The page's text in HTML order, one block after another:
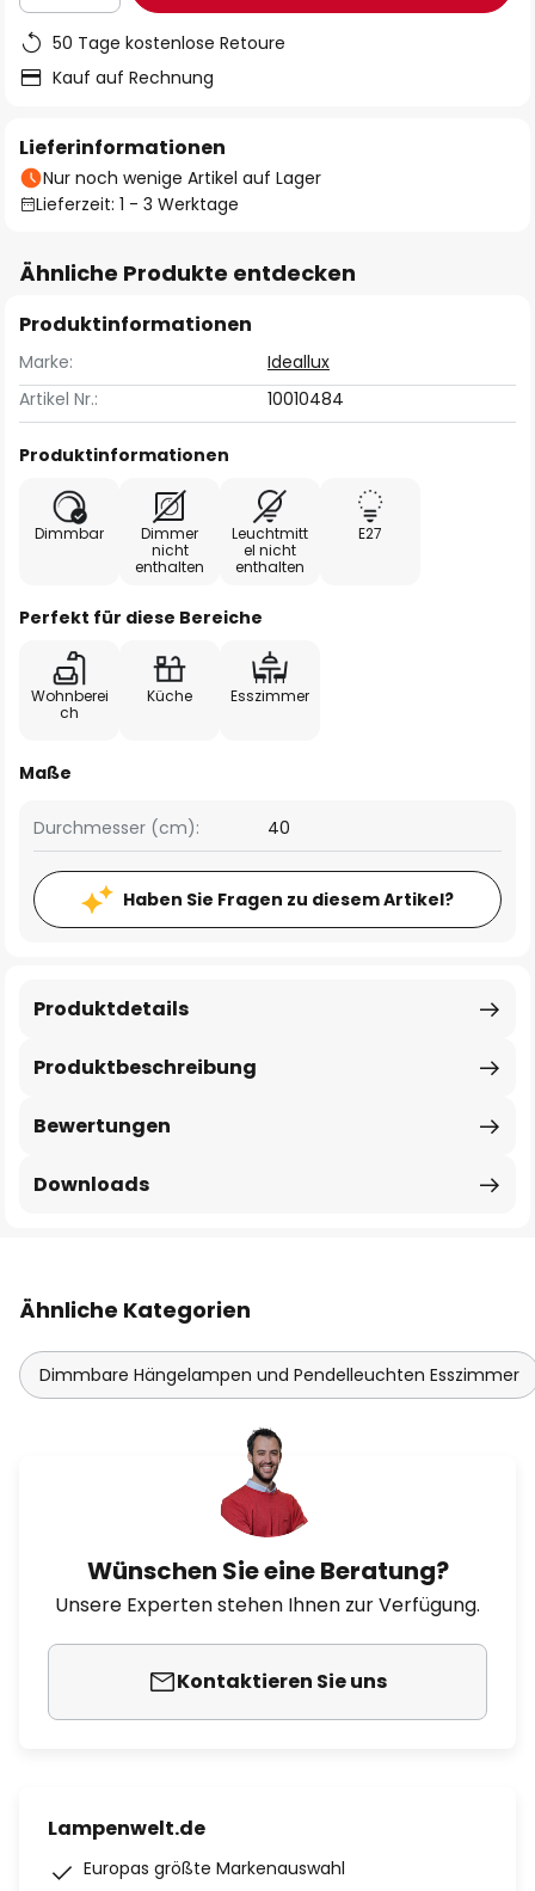
50 Tage kostenlose Retoure
Kauf auf Rechnung
Lieferinformationen
Nur noch wenige Artikel auf Lager
Lieferzeit: 1 - 3 Werktage
Ähnliche Produkte entdecken
Produktinformationen
Marke:
Ideallux
Artikel Nr.:
10010484
Produktinformationen
Dimmbar
Dimmer
nicht
enthalten
Leuchtmitt
el nicht
enthalten
E27
Perfekt für diese Bereiche
Wohnberei
ch
Küche Esszimmer
Maße
Durchmesser (cm): 40
Haben Sie Fragen zu diesem Artikel?
Produktbeschreibung
Produktdetails
Bewertungen
Downloads
Ähnliche Kategorien
Dimmbare Hängelampen und Pendelleuchten Esszimmer
Wünschen Sie eine Beratung?
Unsere Experten stehen Ihnen zur Verfügung.
Kontaktieren Sie uns
Lampenwelt.de
Europas größte Markenauswahl